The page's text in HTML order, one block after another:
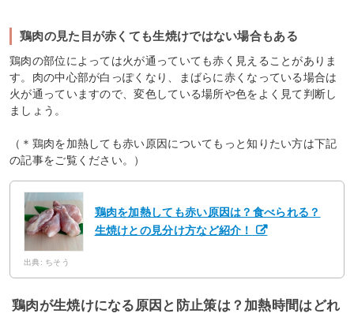
鶏肉の見た目が赤くても生焼けではない場合もある
鶏肉の部位によっては火が通っていても赤く見えることがありま
す。肉の中心部が白っぽくなり、まばらに赤くなっている場合は
火が通っていますので、変色している場所や色をよく見て判断し
ましょう。
（＊鶏肉を加熱しても赤い原因についてもっと知りたい方は下記
の記事をご覧ください。）
鶏肉を加熱しても赤い原因は？食べられる？
生焼けとの見分け方など紹介！
出典: ちそう
鶏肉が生焼けになる原因と防止策は？加熱時間はどれ